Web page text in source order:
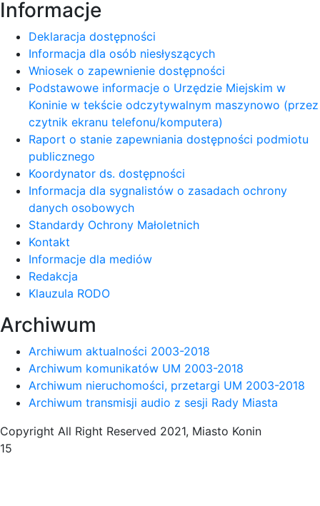
Informacje
Deklaracja dostępności
Informacja dla osób niesłyszących
Wniosek o zapewnienie dostępności
Podstawowe informacje o Urzędzie Miejskim w
Koninie w tekście odczytywalnym maszynowo (przez
czytnik ekranu telefonu/komputera)
Raport o stanie zapewniania dostępności podmiotu
publicznego
Koordynator ds. dostępności
Informacja dla sygnalistów o zasadach ochrony
danych osobowych
Standardy Ochrony Małoletnich
Kontakt
Informacje dla mediów
Redakcja
Klauzula RODO
Archiwum
Archiwum aktualności 2003-2018
Archiwum komunikatów UM 2003-2018
Archiwum nieruchomości, przetargi UM 2003-2018
Archiwum transmisji audio z sesji Rady Miasta
Copyright All Right Reserved 2021, Miasto Konin
15